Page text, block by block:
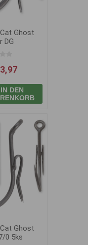
Ghost
DG
IN DEN
Ghost
0 5ks